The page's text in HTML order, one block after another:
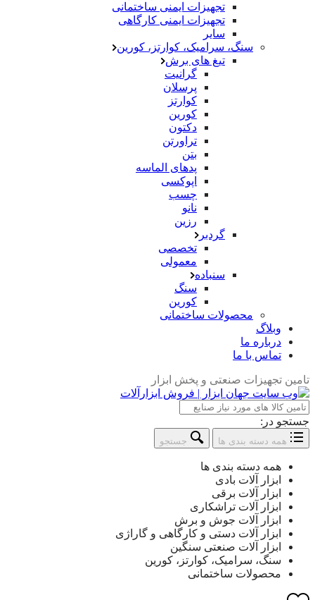
تجهیزات ایمنی ساختمانی
تجهیزات ایمنی کارگاهی
سایر
سنگ، سرامیک، کوارتز، کورین
تیغ های برش
گرانیت
پرسلان
کوارتز
کورین
دکتون
تراورتن
بتن
پدهای الماسه
اپوکسی
چسب
نانو
رزین
گردبر
تخصصی
معمولی
سنباده
سنگ
کورین
محصولات ساختمانی
وبلاگ
درباره ما
تماس با ما
تامین تجهیزات صنعتی و پخش ابزار
جستجو در:
همه دسته بندی ها جستجو
همه دسته بندی ها
ابزار آلات بادی
ابزار آلات برقی
ابزار آلات تراشکاری
ابزار آلات جوش و برش
ابزار آلات دستی و کارگاهی و گاراژی
ابزار آلات صنعتی سنگین
سنگ، سرامیک، کوارتز، کورین
محصولات ساختمانی